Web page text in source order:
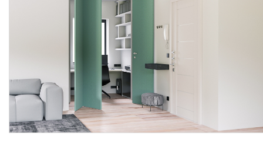
di cerniere Folding in acciaio inox oppure verniciato per il
collegamento delle due ante, sistema di sblocco rapido
magnetico Push&go dell’anta secondaria, maniglie
incassate a filo anta tipo “scivola” in alluminio/nylon/inox,
sistema di chiusura delle ante, kit di fissaggio.
Il prodotto deve avere le seguenti caratteristiche tecniche,
funzionali e prestazionali peculiari > dimensione luce foro
muro: da 1910 a 3780 mm; larghezza anta singola: da 670
a 1200 mm (prima anta), da 530 a 1200 mm (ante restanti);
altezza massima vano: 310 cm; spessore complessivo